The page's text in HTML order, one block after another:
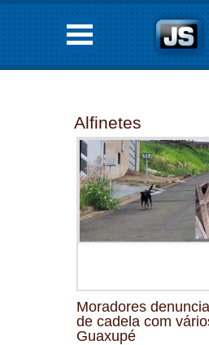
Alfinetes
Moradores
de cadela com
Guaxupé